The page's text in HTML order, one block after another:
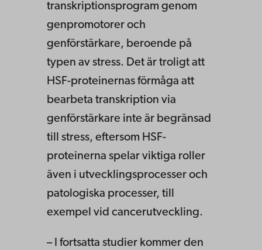
transkriptionsprogram genom
genpromotorer och
genförstärkare, beroende på
typen av stress. Det är troligt att
HSF-proteinernas förmåga att
bearbeta transkription via
genförstärkare inte är begränsad
till stress, eftersom HSF-
proteinerna spelar viktiga roller
även i utvecklingsprocesser och
patologiska processer, till
exempel vid cancerutveckling.
– I fortsatta studier kommer den